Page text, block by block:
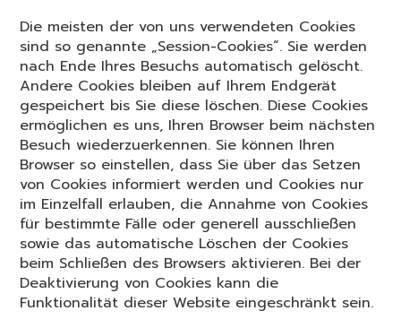
Die meisten der von uns verwendeten Cookies
sind so genannte „Session-Cookies“. Sie werden
nach Ende Ihres Besuchs automatisch gelöscht.
Andere Cookies bleiben auf Ihrem Endgerät
gespeichert bis Sie diese löschen. Diese Cookies
ermöglichen es uns, Ihren Browser beim nächsten
Besuch wiederzuerkennen. Sie können Ihren
Browser so einstellen, dass Sie über das Setzen
von Cookies informiert werden und Cookies nur
im Einzelfall erlauben, die Annahme von Cookies
für bestimmte Fälle oder generell ausschließen
sowie das automatische Löschen der Cookies
beim Schließen des Browsers aktivieren. Bei der
Deaktivierung von Cookies kann die
Funktionalität dieser Website eingeschränkt sein.